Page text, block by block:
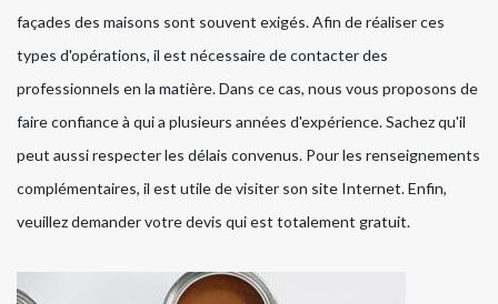
façades des maisons sont souvent exigés. Afin de réaliser ces
types d'opérations, il est nécessaire de contacter des
professionnels en la matière. Dans ce cas, nous vous proposons de
faire confiance à qui a plusieurs années d'expérience. Sachez qu'il
peut aussi respecter les délais convenus. Pour les renseignements
complémentaires, il est utile de visiter son site Internet. Enfin,
veuillez demander votre devis qui est totalement gratuit.